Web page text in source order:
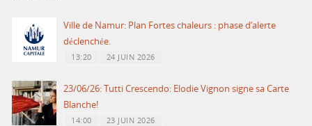
Ville de Namur: Plan Fortes chaleurs : phase d’alerte
déclenchée.
13:20 24 JUIN 2026
23/06/26: Tutti Crescendo: Elodie Vignon signe sa Carte
Blanche!
14:00 23 JUIN 2026